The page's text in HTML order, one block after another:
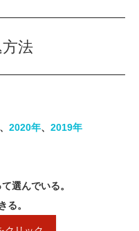
法
​、​​ 2020年​、 2019年
選んでいる。
る。